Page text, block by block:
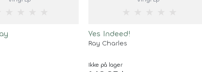
Yes Indeed!
Ray Charles
Ikke på lager